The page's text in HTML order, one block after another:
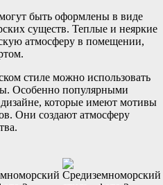
быть оформлены в виде
существ. Теплые и неяркие
атмосферу в помещении,
стиле можно использовать
Особенно популярными
которые имеют мотивы
Они создают атмосферу